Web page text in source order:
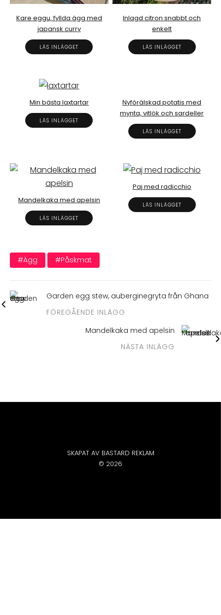
Kare eggu, fyllda ägg med
japansk curry
LÄS INLÄGGET
Inlagd citron snabbt och
enkelt
LÄS INLÄGGET
Min bästa laxtartar
LÄS INLÄGGET
Nyförälskad potatis med
mynta, vitlök och sardeller
LÄS INLÄGGET
Mandelkaka med apelsin
LÄS INLÄGGET
Paj med radicchio
LÄS INLÄGGET
#ägg #påskmat
Garden egg stew, auberginegryta från Ghana
FÖREGÅENDE INLÄGG
Mandelkaka med apelsin
NÄSTA INLÄGG
SKAPAT AV BASTARD REKLAM
© 2026